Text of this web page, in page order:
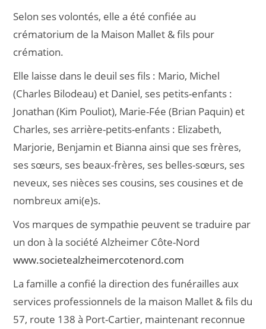
Selon ses volontés, elle a été confiée au
crématorium de la Maison Mallet & fils pour
crémation.
Elle laisse dans le deuil ses fils : Mario, Michel
(Charles Bilodeau) et Daniel, ses petits-enfants :
Jonathan (Kim Pouliot), Marie-Fée (Brian Paquin) et
Charles, ses arrière-petits-enfants : Elizabeth,
Marjorie, Benjamin et Bianna ainsi que ses frères,
ses sœurs, ses beaux-frères, ses belles-sœurs, ses
neveux, ses nièces ses cousins, ses cousines et de
nombreux ami(e)s.
Vos marques de sympathie peuvent se traduire par
un don à la société Alzheimer Côte-Nord
www.societealzheimercotenord.com
La famille a confié la direction des funérailles aux
services professionnels de la maison Mallet & fils du
57, route 138 à Port-Cartier, maintenant reconnue